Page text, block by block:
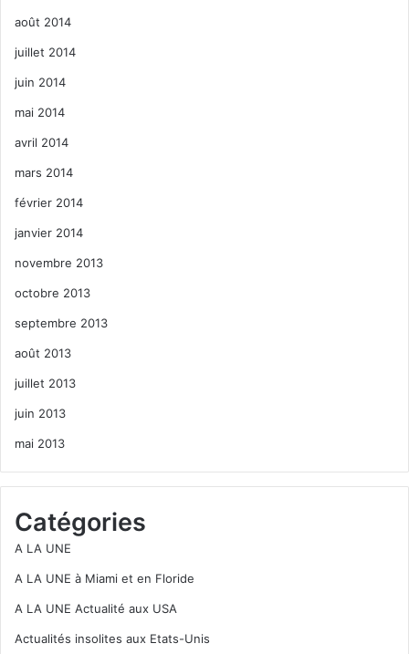
août 2014
juillet 2014
juin 2014
mai 2014
avril 2014
mars 2014
février 2014
janvier 2014
novembre 2013
octobre 2013
septembre 2013
août 2013
juillet 2013
juin 2013
mai 2013
Catégories
A LA UNE
A LA UNE à Miami et en Floride
A LA UNE Actualité aux USA
Actualités insolites aux Etats-Unis